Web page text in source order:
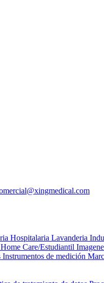
Hospitalaria Lavanderia
Home Care/Estudiantil
Instrumentos de medición